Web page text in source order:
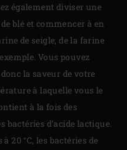
également diviser une
blé et commencer à en
de seigle, de la farine
Vous pouvez
la saveur de votre
à laquelle vous le
à la fois des
bactéries d’acide lactique.
20 °C, les bactéries de